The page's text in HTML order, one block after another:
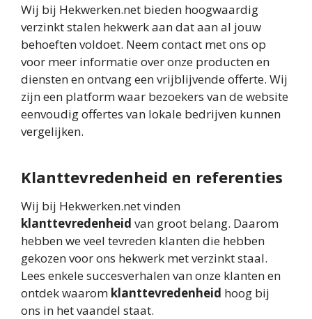
Wij bij Hekwerken.net bieden hoogwaardig
verzinkt stalen hekwerk aan dat aan al jouw
behoeften voldoet. Neem contact met ons op
voor meer informatie over onze producten en
diensten en ontvang een vrijblijvende offerte. Wij
zijn een platform waar bezoekers van de website
eenvoudig offertes van lokale bedrijven kunnen
vergelijken.
Klanttevredenheid en referenties
Wij bij Hekwerken.net vinden
klanttevredenheid van groot belang. Daarom
hebben we veel tevreden klanten die hebben
gekozen voor ons hekwerk met verzinkt staal.
Lees enkele succesverhalen van onze klanten en
ontdek waarom klanttevredenheid hoog bij
ons in het vaandel staat.